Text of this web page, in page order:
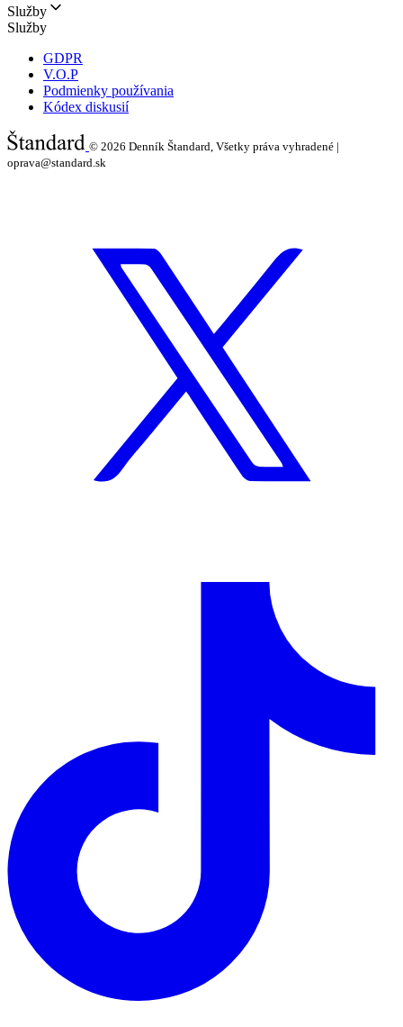
Služby
Služby
GDPR
V.O.P
Podmienky používania
Kódex diskusií
© 2026 Denník Štandard, Všetky práva vyhradené |
oprava@standard.sk